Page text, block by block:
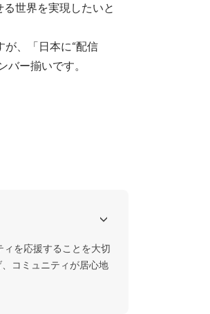
世界を実現したいと
が、「日本に“配信
ー揃いです。
を応援することを大切
コミュニティが居心地